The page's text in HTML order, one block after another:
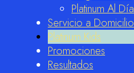
Platinum Al Día
Servicio a Domicilio
Platinum Kids
Promociones
Resultados